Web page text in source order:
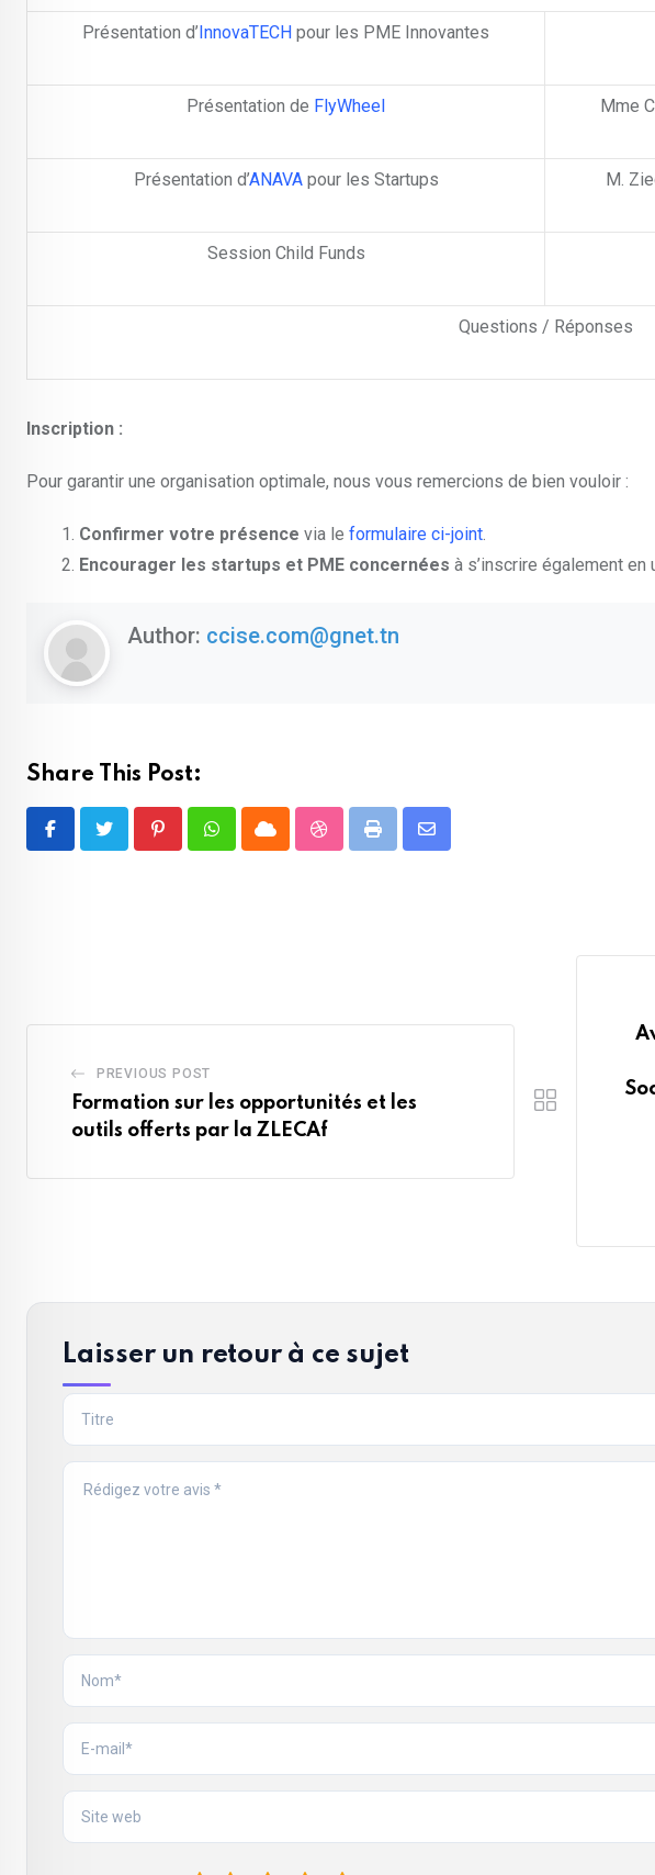
Présentation d’ InnovaTECH pour les PME Innovantes
Présentation de FlyWheel Mme
Présentation d’ANAVApour les Startups M.
Session Child Funds
Questions / Réponses
Inscription :
Pour garantir une organisation optimale, nous vous remercions de bien vouloir :
Confirmer votre présence via le formulaire ci-joint.
Encourager les startups et PME concernées à s’inscrire également
Author: ccise.com@gnet.tn
Share This Post:
PinterestWhatsappCloud StumbleUpon
Print
Share
PREVIOUS POST
Formation sur les opportunités et les
outils offerts par la ZLECAf
Laisser un retour à ce sujet